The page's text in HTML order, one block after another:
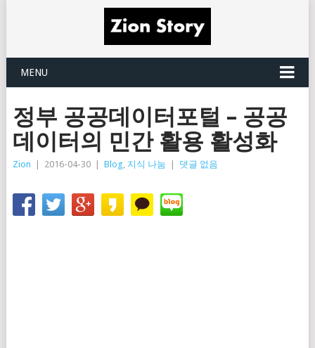
MENU
정부 공공데이터포털 – 공공
데이터의 민간 활용 활성화
Zion 2016-04-30 Blog, 지식 나눔 댓글 없음